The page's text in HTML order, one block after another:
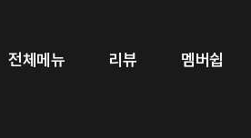
전체메뉴 리뷰 멤버쉽